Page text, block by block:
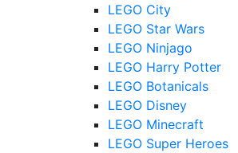
LEGO City
LEGO Star Wars
LEGO Ninjago
LEGO Harry Potter
LEGO Botanicals
LEGO Disney
LEGO Minecraft
LEGO Super Heroes